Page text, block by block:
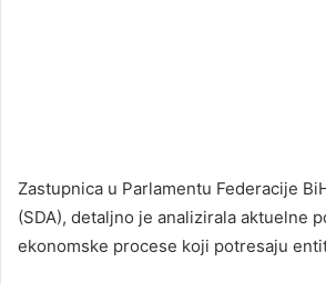
Zastupnica u Parlamentu Federacije
(SDA), detaljno je analizirala aktuelne
ekonomske procese koji potresaju